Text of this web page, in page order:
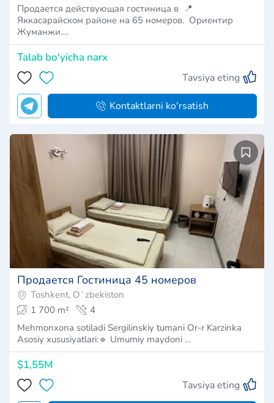
Продается действующая гостиница в 📍
Яккасарайском районе на 65 номеров. Ориентир
Жуманжи.…
Talab bo'yicha narx
Tavsiya eting
Kontaktlarni ko'rsatish
Продается Гостиница 45 номеров
Toshkent, Oʻzbekiston
1 700 m²
4
Mehmonxona sotiladi Sergilinskiy tumani Or-r Karzinka
Asosiy xususiyatlari:🔹 Umumiy maydoni …
$1,55M
Tavsiya eting